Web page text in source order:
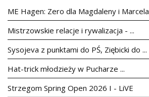
ME Hagen: Zero dla Magdaleny i Marcela
Mistrzowskie relacje i rywalizacja - ...
Sysojeva z punktami do PŚ, Ziębicki do ...
Hat-trick młodzieży w Pucharze ...
Strzegom Spring Open 2026 I - LiVE